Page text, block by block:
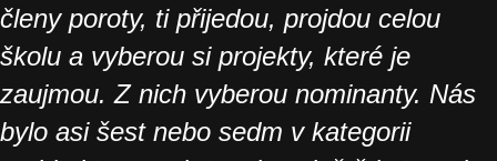
členy poroty, ti přijedou, projdou celou
školu a vyberou si projekty, které je
zaujmou. Z nich vyberou nominanty. Nás
bylo asi šest nebo sedm v kategorii